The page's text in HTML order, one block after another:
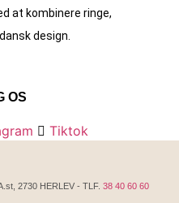
at kombinere ringe,
design.
OS
Tiktok
2730 HERLEV - TLF. 38 40 60 60